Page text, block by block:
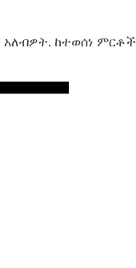
አለብዎት. ከተወሰነ ምርቶች